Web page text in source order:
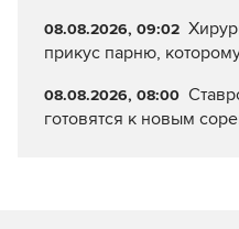
08.08.2026, 09:02
прикус парню,
08.08.2026, 08:00
готовятся к новым